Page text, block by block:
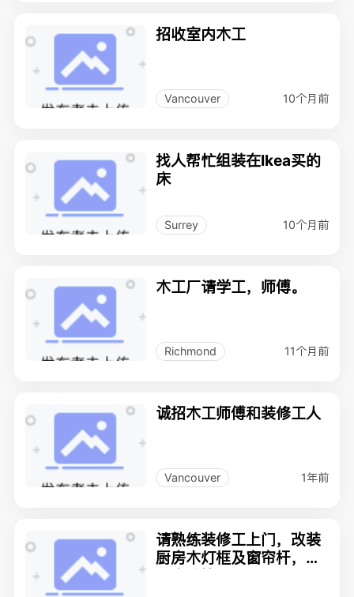
招收室内木工
Vancouver 10个月前
找人帮忙组装在Ikea买的
床
Surrey 10个月前
木工厂请学工，师傅。
Richmond 11个月前
诚招木工师傅和装修工人
Vancouver 1年前
请熟练装修工上门，改装
厨房木灯框及窗帘杆，木